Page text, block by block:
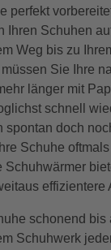
perfekt
Ihren Schuhen
Weg bis zu
Sie Ihre
länger mit
schnell
spontan doch
Schuhe
Schuhwärmer
effizientere
schonend bis
Schuhwerk